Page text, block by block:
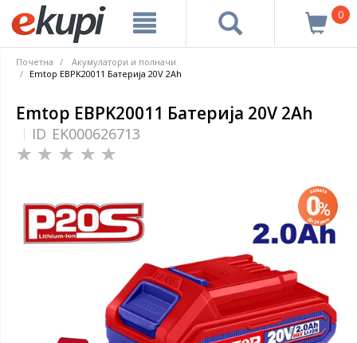
0
Почетна
Акумулатори и полначи
Emtop EBPK20011 Батерија 20V 2Ah
Emtop EBPK20011 Батерија 20V 2Ah
ID EK000626713